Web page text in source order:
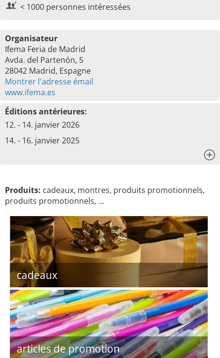
< 1000 personnes intéressées
Organisateur
Ifema Feria de Madrid
Avda. del Partenón, 5
28042 Madrid, Espagne
Montrer l'adresse émail
www.ifema.es
Éditions antérieures:
12. - 14. janvier 2026
14. - 16. janvier 2025
Produits: cadeaux, montres, produits promotionnels,
produits promotionnels, …
cadeaux
articles de promotion